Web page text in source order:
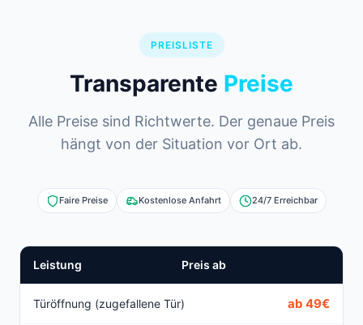
PREISLISTE
Transparente Preise
Alle Preise sind Richtwerte. Der genaue Preis
hängt von der Situation vor Ort ab.
Faire Preise Kostenlose Anfahrt 24/7 Erreichbar
Leistung Preis ab
Türöffnung (zugefallene Tür) ab 49€